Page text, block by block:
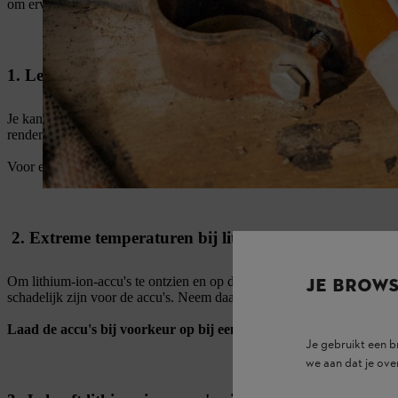
om ervoor te zorgen dat je accu's lang meegaan.
1. Let op de optimale laadtemperaturen voor
Je kan STIHL accu's +5 tot +40 graden Celsius
rendement in de buurt van deze limieten.
Voor extra zekerheid kunnen zorgen: als je accu na
2. Extreme temperaturen bij lithium-ion-accu's
Om lithium-ion-accu's te ontzien en op de juiste wijze op te laden,
schadelijk zijn voor de accu's. Neem daarom altijd het toegestane
Laad de accu's bij voorkeur op bij een normale
JE
Je gebruikt een
we aan dat je